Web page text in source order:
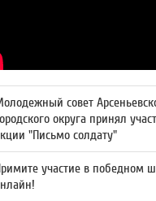
совет
округа принял
"Письмо солдату"
участие в победном